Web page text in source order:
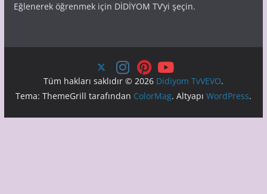
Eğlenerek öğrenmek için DİDİYOM TV’yi şeçin.
Tüm hakları saklıdır © 2026 Didiyom TvVEVO.
Tema: ThemeGrill tarafından ColorMag. Altyapı WordPress.